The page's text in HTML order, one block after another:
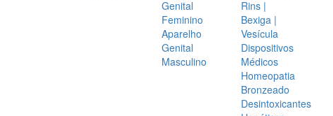
Genital
Feminino
Aparelho
Genital
Masculino
Rins |
Bexiga |
Vesícula
Dispositivos
Médicos
Homeopatia
Bronzeado
Desintoxicantes